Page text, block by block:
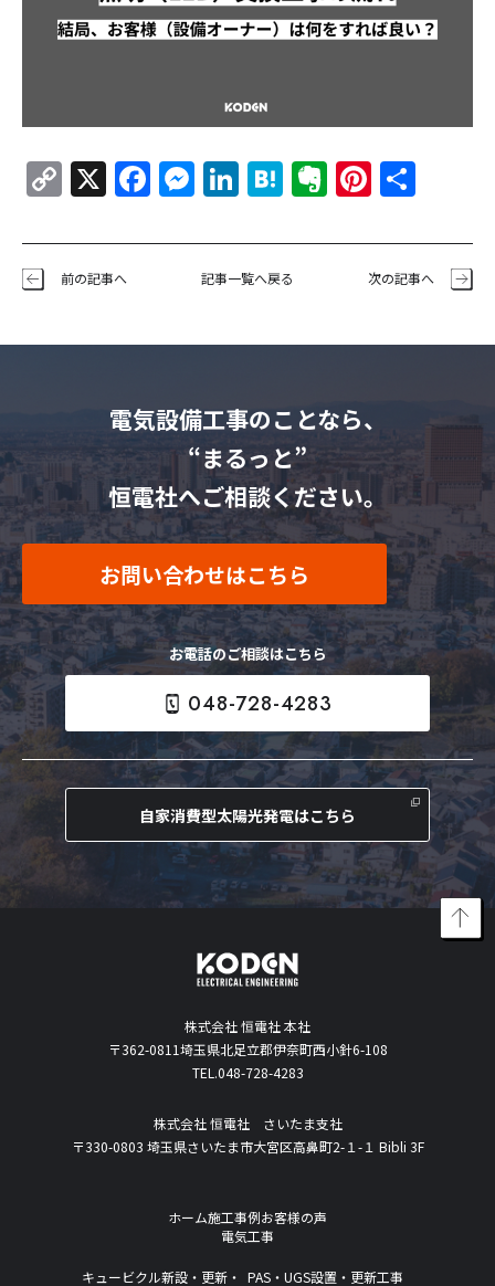
Copy
Link
X Facebook
Messenger
LinkedIn
Hatena
Evernote
前の記事へ 記事一覧へ戻る 次の記事へ
電気設備工事のことなら、
“まるっと”
恒電社へご相談ください。
お問い合わせはこちら
お電話のご相談はこちら
048-728-4283
自家消費型太陽光発電はこちら
株式会社 恒電社 本社
〒362-0811埼玉県北足立郡伊奈町西小針6-108
TEL.048-728-4283
株式会社 恒電社 さいたま支社
〒330-0803 埼玉県さいたま市大宮区高鼻町2-１-１ Bibli 3F
ホーム施工事例お客様の声
電気工事
キュービクル新設・更新・ PAS・UGS設置・更新工事